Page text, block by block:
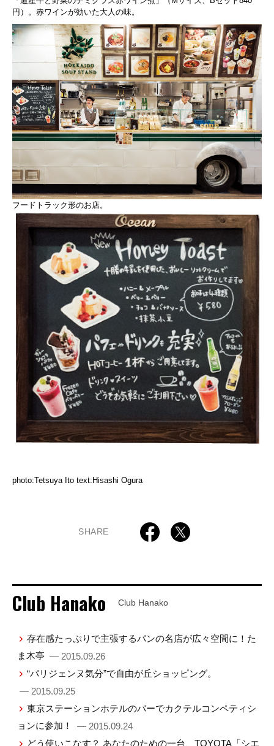
円）。赤ワインが効いた大人の味。
フードトラック形のお店。
photo:Tetsuya Ito text:Hisashi Ogura
SHARE
Club Hanako Club Hanako
存在感たっぷりで主張するパンの名店が広々空間に！た
ま木亭 — 2015.09.26
“パリジェンヌ気分”で自由が丘ショッピング。
— 2015.09.25
東京ステーションホテルのバーでカクテルコンペティシ
ョンに参加！
— 2015.09.24
どう使いこなす？ あなたのための一台、TOYOTA「シエ